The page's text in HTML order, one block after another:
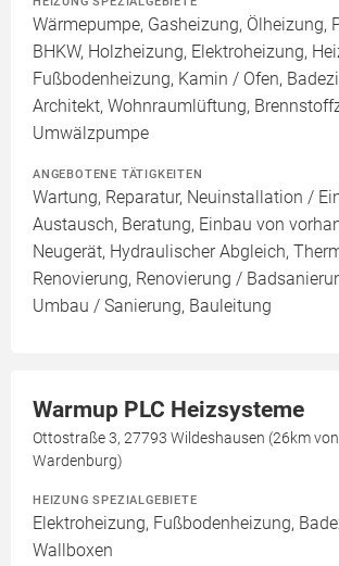
Wärmepumpe, Gasheizung, Ölheizung,
BHKW, Holzheizung, Elektroheizung,
Fußbodenheizung, Kamin / Ofen,
Architekt, Wohnraumlüftung,
Umwälzpumpe
ANGEBOTENE TÄTIGKEITEN
Wartung, Reparatur, Neuinstallation /
Austausch, Beratung, Einbau von
Neugerät, Hydraulischer Abgleich,
Renovierung, Renovierung /
Umbau / Sanierung, Bauleitung
Warmup PLC Heizsysteme
Ottostraße 3, 27793 Wildeshausen (26km
Wardenburg)
HEIZUNG SPEZIALGEBIETE
Elektroheizung, Fußbodenheizung,
Wallboxen